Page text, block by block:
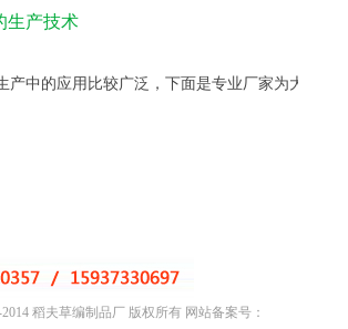
生产技术
产中的应用比较广泛，下面是专业厂家为大家讲...
稻夫草编制品厂 版权所有 网站备案号：